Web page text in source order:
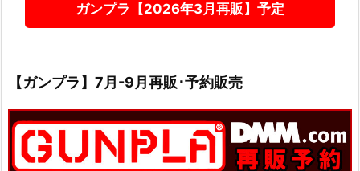
ガンプラ【2026年3月再販】予定
【ガンプラ】7月-9月再販･予約販売